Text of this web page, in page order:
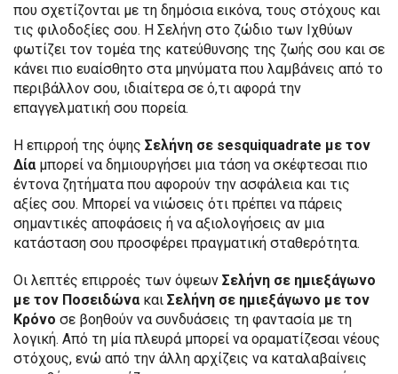
που σχετίζονται με τη δημόσια εικόνα, τους στόχους και
τις φιλοδοξίες σου. Η Σελήνη στο ζώδιο των Ιχθύων
φωτίζει τον τομέα της κατεύθυνσης της ζωής σου και σε
κάνει πιο ευαίσθητο στα μηνύματα που λαμβάνεις από το
περιβάλλον σου, ιδιαίτερα σε ό,τι αφορά την
επαγγελματική σου πορεία.
Η επιρροή της όψης Σελήνη σε sesquiquadrate με τον
Δίαμπορεί να δημιουργήσει μια τάση να σκέφτεσαι πιο
έντονα ζητήματα που αφορούν την ασφάλεια και τις
αξίες σου. Μπορεί να νιώσεις ότι πρέπει να πάρεις
σημαντικές αποφάσεις ή να αξιολογήσεις αν μια
κατάσταση σου προσφέρει πραγματική σταθερότητα.
Οι λεπτές επιρροές των όψεων Σελήνη σε ημιεξάγωνο
με τον Ποσειδώνακαι Σελήνη σε ημιεξάγωνο με τον
Κρόνο σε βοηθούν να συνδυάσεις τη φαντασία με τη
λογική. Από τη μία πλευρά μπορεί να οραματίζεσαι νέους
στόχους, ενώ από την άλλη αρχίζεις να καταλαβαίνεις